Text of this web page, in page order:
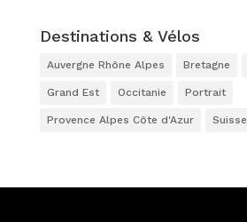
Destinations & Vélos
Auvergne Rhône Alpes Bretagne
Grand Est Occitanie Portrait
Provence Alpes Côte d'Azur Suisse